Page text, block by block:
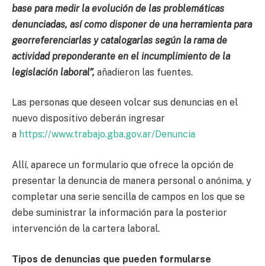
base para medir la evolución de las problemáticas
denunciadas, así como disponer de una herramienta para
georreferenciarlas y catalogarlas según la rama de
actividad preponderante en el incumplimiento de la
legislación laboral”, añadieron las fuentes.
Las personas que deseen volcar sus denuncias en el
nuevo dispositivo deberán ingresar
a https://www.trabajo.gba.gov.ar/Denuncia
Allí, aparece un formulario que ofrece la opción de
presentar la denuncia de manera personal o anónima, y
completar una serie sencilla de campos en los que se
debe suministrar la información para la posterior
intervención de la cartera laboral.
Tipos de denuncias que pueden formularse